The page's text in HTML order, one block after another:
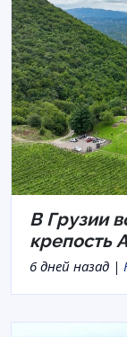
В Грузии
крепость
6 дней назад |